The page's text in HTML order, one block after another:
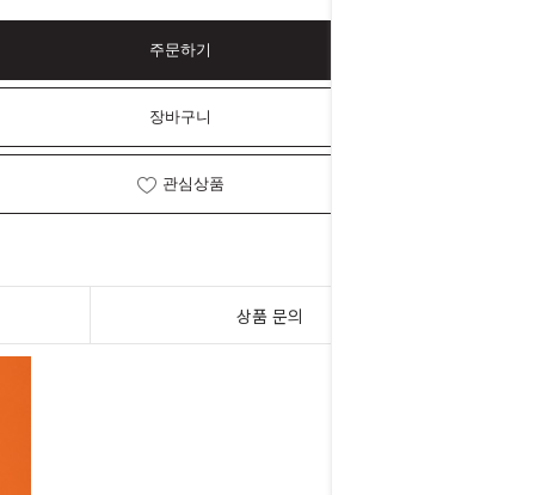
주문하기
장바구니
관심상품
상품 문의